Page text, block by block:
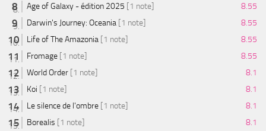
Age of Galaxy - édition 2025 [1 note]
8.55
Darwin's Journey: Oceania [1 note]
8.55
Life of The Amazonia [1 note]
8.55
Fromage [1 note]
8.55
World Order [1 note]
8.1
Koi [1 note]
8.1
Le silence de l'ombre [1 note]
8.1
Borealis [1 note]
8.1